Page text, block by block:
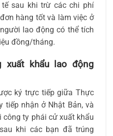
sau khi trừ các chi phí
hàng tốt và làm việc ở
lao động có thể tích
đồng/tháng.
xuất khẩu lao động
ký trực tiếp giữa Thực
tiếp nhận ở Nhật Bản, và
công ty phái cử xuất khẩu
khi các bạn đã trúng